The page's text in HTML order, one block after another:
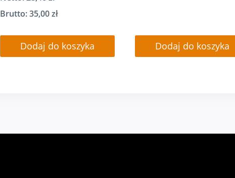
Brutto:35,00zł
Dodaj do koszyka Dodaj do koszyka